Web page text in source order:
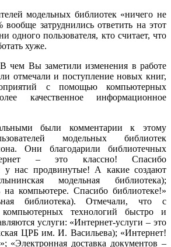
модельных библиотек «ничего не
затруднились ответить на этот
одного пользователя, кто считает, что
хуже.
чем Вы заметили изменения в работе
отмечали и поступление новых книг,
с помощью компьютерных
качественное информационное
были комментарии к этому
модельных библиотек
Они благодарили библиотечных
– это классно! Спасибо
у нас продвинутые! А какие создают
модельная библиотека);
на компьютере. Спасибо библиотеке!»
библиотека). Отмечали, что с
технологий быстро и
услуги: «Интернет-услуги – это
ЦРБ им. И. Васильева); «Интернет!
«Электронная доставка документов –